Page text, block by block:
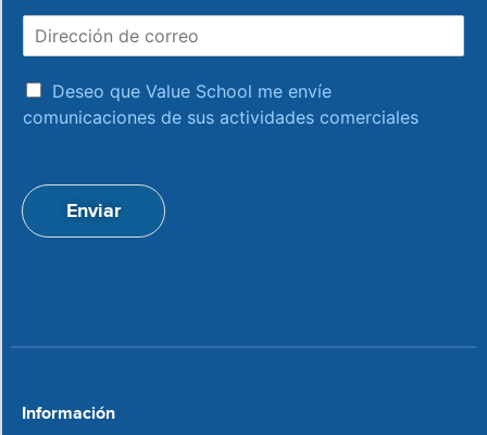
e
c
n
d
e
a
c
a
c
Deseo que Value School me envíe
comunicaciones de sus actividades comerciales
Enviar
Información